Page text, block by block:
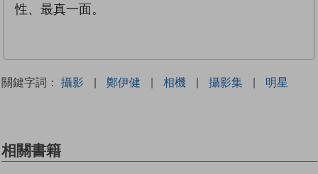
性、最真一面。
關鍵字詞： 攝影 | 鄭伊健 | 相機 | 攝影集 | 明星
相關書籍